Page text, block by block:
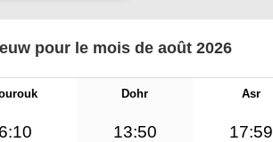
pour le mois de août 2026
Dohr Asr
13:50 17:59